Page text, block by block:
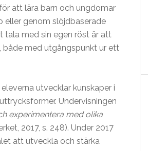
att lära barn och ungdomar
eller genom slöjdbaserade
tala med sin egen röst är att
både med utgångspunkt ur ett
utvecklar kunskaper i
Undervisningen
experimentera med olika
2017, s. 248). Under 2017
att utveckla och stärka